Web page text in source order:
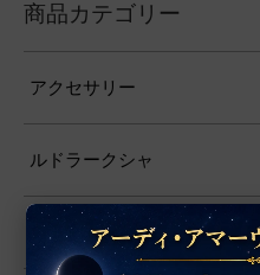
商品カテゴリー
アクセサリー
ルドラークシャ
ヤントラ